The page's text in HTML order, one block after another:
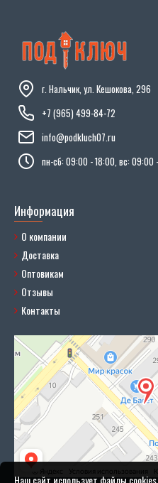
г. Нальчик, ул. Кешокова, 296
+7 (965) 499-84-72
info@podkluch07.ru
пн-сб: 09:00 - 18:00, вс: 09:00
Информация
О компании
Доставка
Оптовикам
Отзывы
Контакты
Наш сайт использует файлы